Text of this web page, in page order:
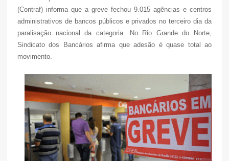
(Contraf) informa que a greve fechou 9.015 agências e centros
administrativos de bancos públicos e privados no terceiro dia da
paralisação nacional da categoria. No Rio Grande do Norte,
Sindicato dos Bancários afirma que adesão é quase total ao
movimento.